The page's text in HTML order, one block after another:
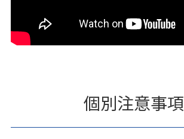
個別注意事項